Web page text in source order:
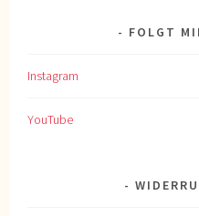
FOLGT
Instagram
YouTube